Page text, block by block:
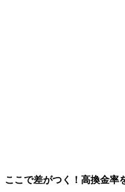
ここで差がつく！高換金率